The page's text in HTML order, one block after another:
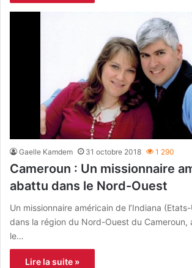
Gaelle Kamdem 31 octobre 2018 1 290
Cameroun : Un missionnaire
abattu dans le Nord-Ouest
Un missionnaire américain de l’Indiana
dans la région du Nord-Ouest du Cameroun,
le…
Lire la suite »